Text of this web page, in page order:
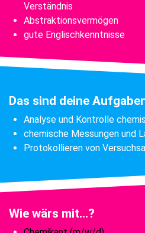
Verständnis
Abstraktionsvermögen
gute Englischkenntnisse
Das sind deine
Analyse und Kontrolle
chemische Messungen und
Protokollieren von
Wie wärs mit...?